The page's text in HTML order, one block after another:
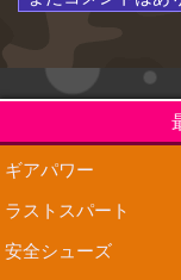
ギアパワー
ラストスパート
安全シューズ